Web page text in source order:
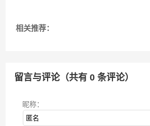
相关推荐：
留言与评论（共有0 条评论）
昵称：